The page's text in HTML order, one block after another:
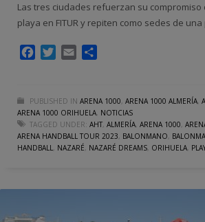
Las tres ciudades refuerzan su compromiso
playa en FITUR y repiten como sedes de
FacebookTwitter
Email
PUBLISHED IN ARENA 1000, ARENA 1000 ALMERÍA,
ARENA 1000 ORIHUELA, NOTICIAS
TAGGED UNDER: AHT, ALMERÍA, ARENA 1000,
ARENA HANDBALL TOUR 2023, BALONMANO,
HANDBALL, NAZARÉ, NAZARÉ DREAMS, ORIHUELA,